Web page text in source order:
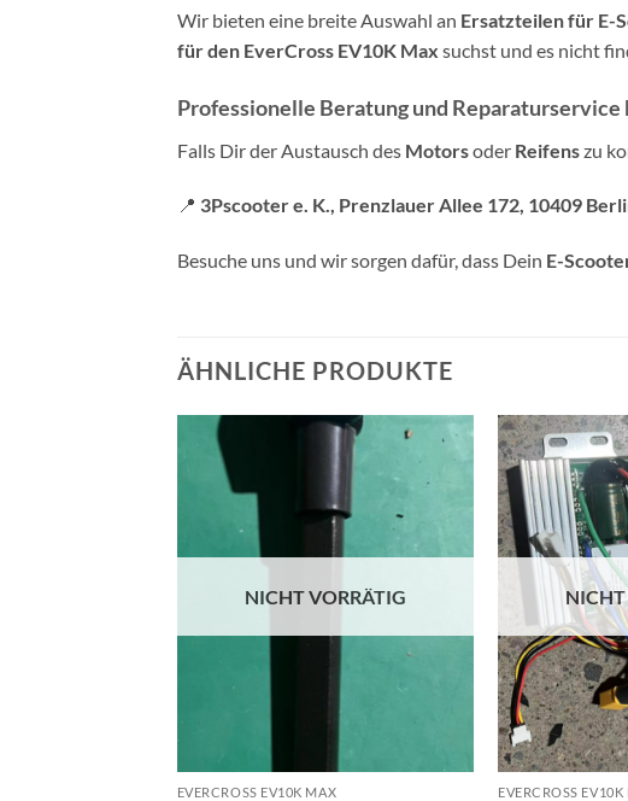
Wir bieten eine breite Auswahl an Ersatzteilen für E-
für den EverCross EV10K Max suchst und es nicht
Professionelle Beratung und Reparaturservice
Falls Dir der Austausch des Motorsoder Reifenszu
📍 3Pscooter e. K., Prenzlauer Allee 172, 10409
Besuche uns und wir sorgen dafür, dass Dein E-
ÄHNLICHE PRODUKTE
Auf die
NICHT VORRÄTIG
EVERCROSS EV10K MAX
NICHT
EVERCROSS EV10K